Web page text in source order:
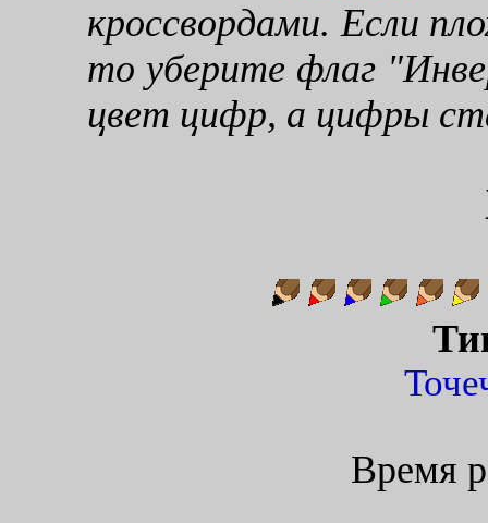
кроссвордами. Если
то уберите флаг
цвет цифр, а цифры
Время